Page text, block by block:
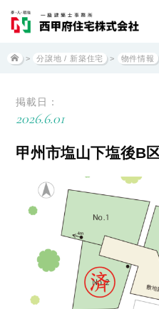
> 分譲地 / 新築住宅 > 物件情報
掲載日：
2026.6.01
甲州市塩山下塩後B